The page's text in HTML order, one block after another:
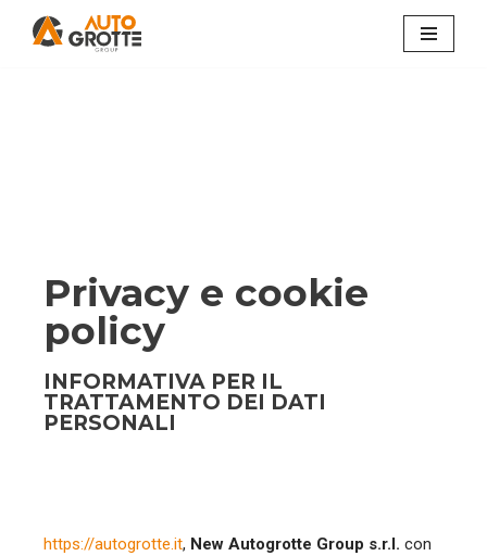
Privacy e cookie
policy
INFORMATIVA PER IL
TRATTAMENTO DEI DATI
PERSONALI
https://autogrotte.it, New Autogrotte Group s.r.l. con